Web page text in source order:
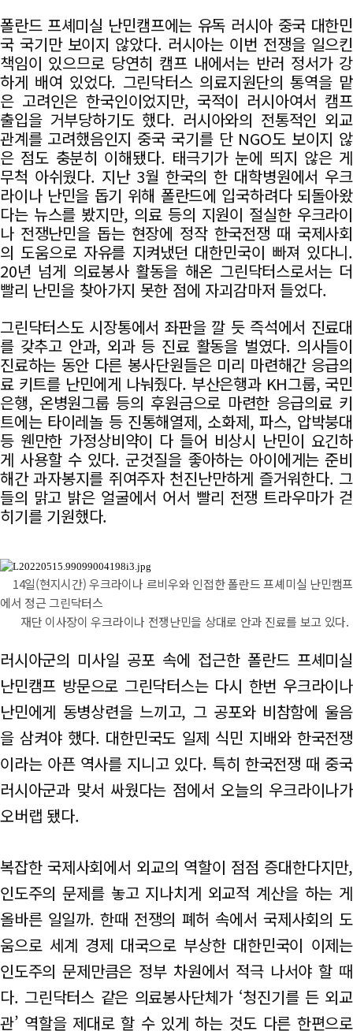
폴란드 프셰미실 난민캠프에는 유독 러시아 중국 대한민
국 국기만 보이지 않았다. 러시아는 이번 전쟁을 일으킨
책임이 있으므로 당연히 캠프 내에서는 반러 정서가 강
하게 배여 있었다. 그린닥터스 의료지원단의 통역을 맡
은 고려인은 한국인이었지만, 국적이 러시아여서 캠프
출입을 거부당하기도 했다. 러시아와의 전통적인 외교
관계를 고려했음인지 중국 국기를 단 NGO도 보이지 않
은 점도 충분히 이해됐다. 태극기가 눈에 띄지 않은 게
무척 아쉬웠다. 지난 3월 한국의 한 대학병원에서 우크
라이나 난민을 돕기 위해 폴란드에 입국하려다 되돌아왔
다는 뉴스를 봤지만, 의료 등의 지원이 절실한 우크라이
나 전쟁난민을 돕는 현장에 정작 한국전쟁 때 국제사회
의 도움으로 자유를 지켜냈던 대한민국이 빠져 있다니.
20년 넘게 의료봉사 활동을 해온 그린닥터스로서는 더
빨리 난민을 찾아가지 못한 점에 자괴감마저 들었다.
그린닥터스도 시장통에서 좌판을 깔 듯 즉석에서 진료대
를 갖추고 안과, 외과 등 진료 활동을 벌였다. 의사들이
진료하는 동안 다른 봉사단원들은 미리 마련해간 응급의
료 키트를 난민에게 나눠줬다. 부산은행과 KH그룹, 국민
은행, 온병원그룹 등의 후원금으로 마련한 응급의료 키
트에는 타이레놀 등 진통해열제, 소화제, 파스, 압박붕대
등 웬만한 가정상비약이 다 들어 비상시 난민이 요긴하
게 사용할 수 있다. 군것질을 좋아하는 아이에게는 준비
해간 과자봉지를 쥐여주자 천진난만하게 즐거워한다. 그
들의 맑고 밝은 얼굴에서 어서 빨리 전쟁 트라우마가 걷
히기를 기원했다.
14일(현지시간) 우크라이나 르비우와 인접한 폴란드 프셰미실 난민캠프
에서 정근 그린닥터스
재단 이사장이 우크라이나 전쟁난민을 상대로 안과 진료를 보고 있다.
러시아군의 미사일 공포 속에 접근한 폴란드 프셰미실
난민캠프 방문으로 그린닥터스는 다시 한번 우크라이나
난민에게 동병상련을 느끼고, 그 공포와 비참함에 울음
을 삼켜야 했다. 대한민국도 일제 식민 지배와 한국전쟁
이라는 아픈 역사를 지니고 있다. 특히 한국전쟁 때 중국
러시아군과 맞서 싸웠다는 점에서 오늘의 우크라이나가
오버랩 됐다.
복잡한 국제사회에서 외교의 역할이 점점 증대한다지만,
인도주의 문제를 놓고 지나치게 외교적 계산을 하는 게
올바른 일일까. 한때 전쟁의 폐허 속에서 국제사회의 도
움으로 세계 경제 대국으로 부상한 대한민국이 이제는
인도주의 문제만큼은 정부 차원에서 적극 나서야 할 때
다. 그린닥터스 같은 의료봉사단체가 ‘청진기를 든 외교
관’ 역할을 제대로 할 수 있게 하는 것도 다른 한편으로